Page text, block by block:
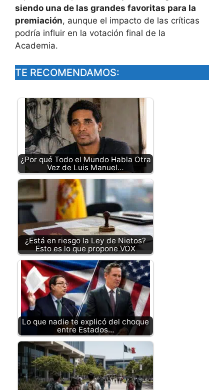
siendo una de las grandes favoritas para la
premiación, aunque el impacto de las críticas
podría influir en la votación final de la
Academia.
TE RECOMENDAMOS:
¿Por qué Todo el Mundo Habla Otra
Vez de Luis Manuel…
¿Está en riesgo la Ley de Nietos?
Esto es lo que propone VOX
Lo que nadie te explicó del choque
entre Estados…